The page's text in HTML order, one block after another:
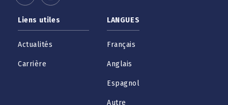
Liens utiles
Actualités
Carrière
LANGUES
Français
Anglais
Espagnol
Autre